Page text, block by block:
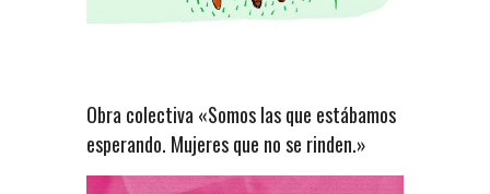
Obra colectiva «Somos las que estábamos
esperando. Mujeres que no se rinden.»